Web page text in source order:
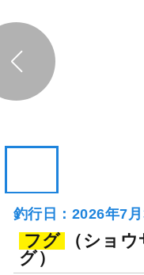
釣行日：2026年7
フグ
（ショ
グ）